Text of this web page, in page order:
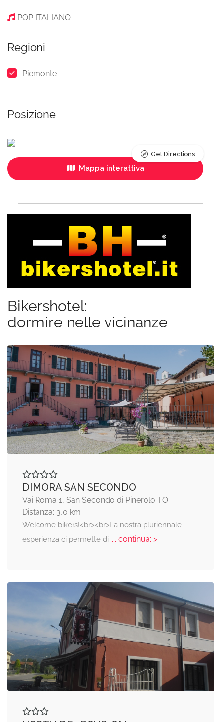
POP ITALIANO
Regioni
Piemonte
Posizione
Mappa interattiva
Get Directions
Bikershotel:
dormire nelle vicinanze
DIMORA SAN SECONDO
Vai Roma 1, San Secondo di Pinerolo TO
Distanza: 3,0 km
Welcome bikers!<br><br>La nostra pluriennale
esperienza ci permette di ... continua: >